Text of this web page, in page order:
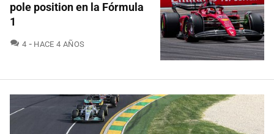
pole position en la Fórmula
1
4 COMENTARIOS
HACE 4 AÑOS